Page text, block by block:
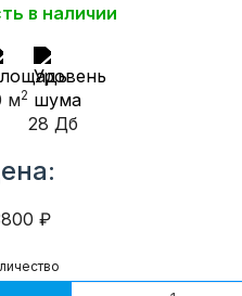
в наличии
м2
28 Дб
₽